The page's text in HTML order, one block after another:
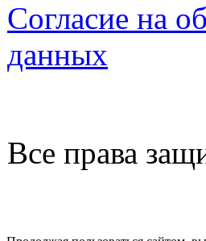
Согласие на
данных
Все права